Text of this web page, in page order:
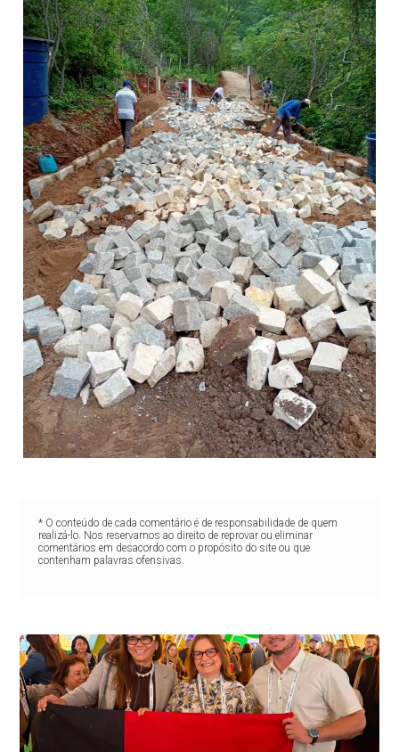
* O conteúdo de cada comentário é de responsabilidade de quem
realizá-lo. Nos reservamos ao direito de reprovar ou eliminar
comentários em desacordo com o propósito do site ou que
contenham palavras ofensivas.